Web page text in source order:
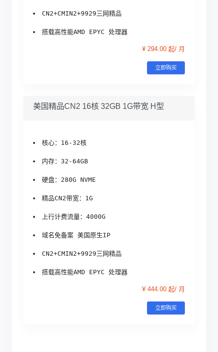
CN2+CMIN2+9929三网精品
搭载高性能AMD EPYC 处理器
¥ 294.00 起/ 月
立即购买
美国精品CN2 16核 32GB 1G带宽 H型
核心：16-32核
内存：32-64GB
硬盘：280G NVME
精品CN2带宽：1G
上行计费流量：4000G
域名免备案 美国原生IP
CN2+CMIN2+9929三网精品
搭载高性能AMD EPYC 处理器
¥ 444.00 起/ 月
立即购买